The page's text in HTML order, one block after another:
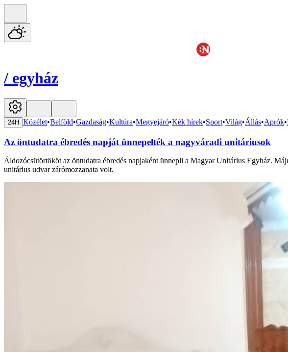
/ egyház
24H Közélet•Belföld•Gazdaság•Kultúra•Megyejáró•Kék hírek•Sport•Világ•Állás•Aprók•
Az öntudatra ébredés napját ünnepelték a nagyváradi unitáriusok
Áldozócsütörtököt az öntudatra ébredés napjaként ünnepli a Magyar Unitárius Egyház.
unitárius udvar zárómozzanata volt.